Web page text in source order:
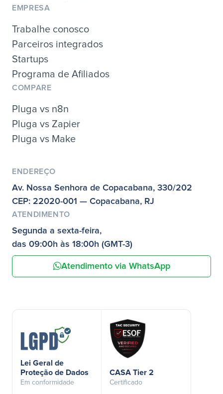
EMPRESA
Trabalhe conosco
Parceiros integrados
Startups
Programa de Afiliados
COMPARE
Pluga vs n8n
Pluga vs Zapier
Pluga vs Make
ENDEREÇO
Av. Nossa Senhora de Copacabana, 330/202
CEP: 22020-001 — Copacabana, RJ
ATENDIMENTO
Segunda a sexta-feira,
das 09:00h às 18:00h (GMT-3)
Atendimento via WhatsApp
Lei Geral de
Proteção de Dados
Em conformidade
CASA Tier 2
Certificado